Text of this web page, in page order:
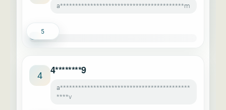
a*****************************************m
5
4 4********9
a*******************************************
****v